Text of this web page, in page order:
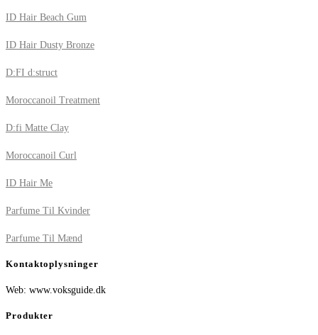
ID Hair Beach Gum
ID Hair Dusty Bronze
D:FI d:struct
Moroccanoil Treatment
D:fi Matte Clay
Moroccanoil Curl
ID Hair Me
Parfume Til Kvinder
Parfume Til Mænd
Kontaktoplysninger
Web: www.voksguide.dk
Produkter